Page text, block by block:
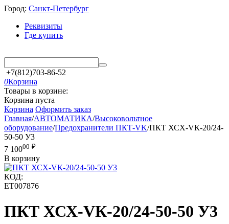
Город: Санкт-Петербург
Реквизиты
Где купить
+7(812)703-86-52
0Корзина
Товары в корзине:
Корзина пуста
Корзина Оформить заказ
Главная/АВТОМАТИКА/Высоковольтное
оборудование/Предохранители ПКТ-VK/ПКТ ХСХ-VК-20/24-
50-50 У3
7 10000 ₽
В корзину
КОД:
ET007876
ПКТ ХСХ-VК-20/24-50-50 У3